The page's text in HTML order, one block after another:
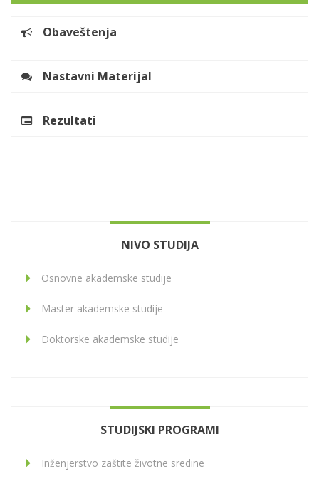
Obaveštenja
Nastavni Materijal
Rezultati
NIVO STUDIJA
Osnovne akademske studije
Master akademske studije
Doktorske akademske studije
STUDIJSKI PROGRAMI
Inženjerstvo zaštite životne sredine